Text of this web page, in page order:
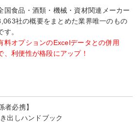
国食品・酒類・機械・資材関連メーカー
社の概要をまとめた業界唯一のもの
す。
料オプションのExcelデータとの併用
、利便性が格段にアップ！
者必携】
出しハンドブック